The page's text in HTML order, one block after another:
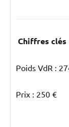
Chiffres clés
Poids VdR :
Prix : 250 €